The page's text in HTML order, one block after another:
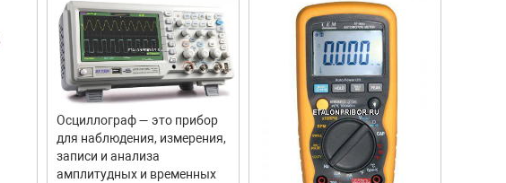
Осциллограф — это прибор
для наблюдения, измерения,
записи и анализа
амплитудных и временных